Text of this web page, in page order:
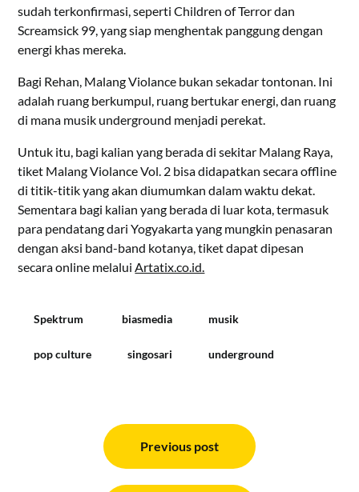
sudah terkonfirmasi, seperti Children of Terror dan
Screamsick 99, yang siap menghentak panggung dengan
energi khas mereka.
Bagi Rehan, Malang Violance bukan sekadar tontonan. Ini
adalah ruang berkumpul, ruang bertukar energi, dan ruang
di mana musik underground menjadi perekat.
Untuk itu, bagi kalian yang berada di sekitar Malang Raya,
tiket Malang Violance Vol. 2 bisa didapatkan secara offline
di titik-titik yang akan diumumkan dalam waktu dekat.
Sementara bagi kalian yang berada di luar kota, termasuk
para pendatang dari Yogyakarta yang mungkin penasaran
dengan aksi band-band kotanya, tiket dapat dipesan
secara online melaluiArtatix.co.id.
Spektrum biasmedia musik
pop culture singosari underground
navigation
Previous post